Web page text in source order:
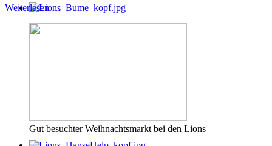
Weiterlesen …
Gut besuchter Weihnachtsmarkt bei den Lions